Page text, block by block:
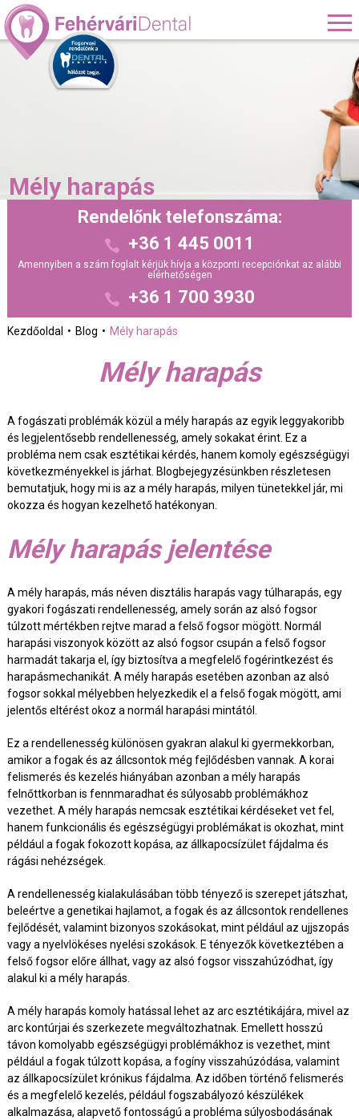
Mély harapás
Rendelőnk telefonszáma:
+36 1 445 0011
Amennyiben a szám foglalt kérjük hívja a központi recepciónkat az alábbi
elérhetőségen
+36 1 700 3930
Kezdőoldal Blog Mély harapás
Mély harapás
A fogászati problémák közül a mély harapás az egyik leggyakoribb
és legjelentősebb rendellenesség, amely sokakat érint. Ez a
probléma nem csak esztétikai kérdés, hanem komoly egészségügyi
következményekkel is járhat. Blogbejegyzésünkben részletesen
bemutatjuk, hogy mi is az a mély harapás, milyen tünetekkel jár, mi
okozza és hogyan kezelhető hatékonyan.
Mély harapás jelentése
A mély harapás, más néven disztális harapás vagy túlharapás, egy
gyakori fogászati rendellenesség, amely során az alsó fogsor
túlzott mértékben rejtve marad a felső fogsor mögött. Normál
harapási viszonyok között az alsó fogsor csupán a felső fogsor
harmadát takarja el, így biztosítva a megfelelő fogérintkezést és
harapásmechanikát. A mély harapás esetében azonban az alsó
fogsor sokkal mélyebben helyezkedik el a felső fogak mögött, ami
jelentős eltérést okoz a normál harapási mintától.
Ez a rendellenesség különösen gyakran alakul ki gyermekkorban,
amikor a fogak és az állcsontok még fejlődésben vannak. A korai
felismerés és kezelés hiányában azonban a mély harapás
felnőttkorban is fennmaradhat és súlyosabb problémákhoz
vezethet. A mély harapás nemcsak esztétikai kérdéseket vet fel,
hanem funkcionális és egészségügyi problémákat is okozhat, mint
például a fogak fokozott kopása, az állkapocsízület fájdalma és
rágási nehézségek.
A rendellenesség kialakulásában több tényező is szerepet játszhat,
beleértve a genetikai hajlamot, a fogak és az állcsontok rendellenes
fejlődését, valamint bizonyos szokásokat, mint például az ujjszopás
vagy a nyelvlökéses nyelési szokások. E tényezők következtében a
felső fogsor előre állhat, vagy az alsó fogsor visszahúzódhat, így
alakul ki a mély harapás.
A mély harapás komoly hatással lehet az arc esztétikájára, mivel az
arc kontúrjai és szerkezete megváltozhatnak. Emellett hosszú
távon komolyabb egészségügyi problémákhoz is vezethet, mint
például a fogak túlzott kopása, a fogíny visszahúzódása, valamint
az állkapocsízület krónikus fájdalma. Az időben történő felismerés
és a megfelelő kezelés, például fogszabályozó készülékek
alkalmazása, alapvető fontosságú a probléma súlyosbodásának